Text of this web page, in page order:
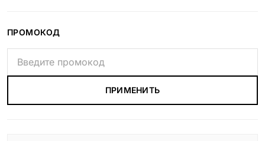
ПРОМОКОД
ПРИМЕНИТЬ